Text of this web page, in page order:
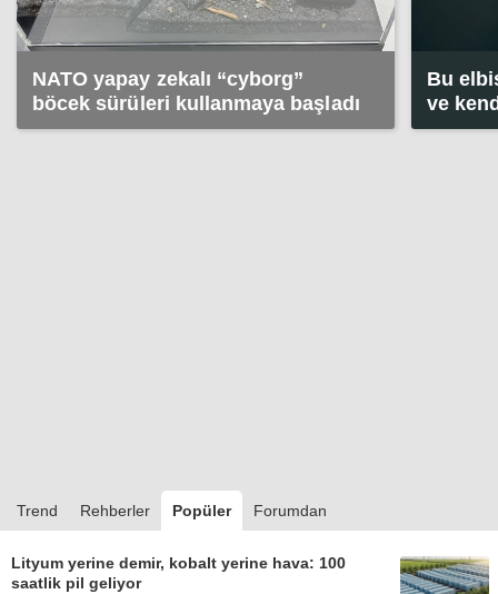
NATO yapay zekalı “cyborg”
böcek sürüleri kullanmaya başladı
Bu
ve
Trend Rehberler Popüler Forumdan
Lityum yerine demir, kobalt yerine hava: 100
saatlik pil geliyor